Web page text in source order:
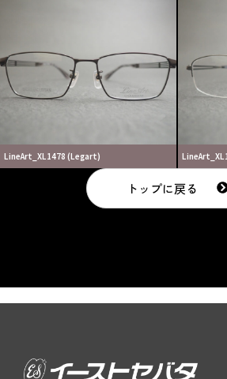
LineArt_XL1478 (Legart)
トップに戻る